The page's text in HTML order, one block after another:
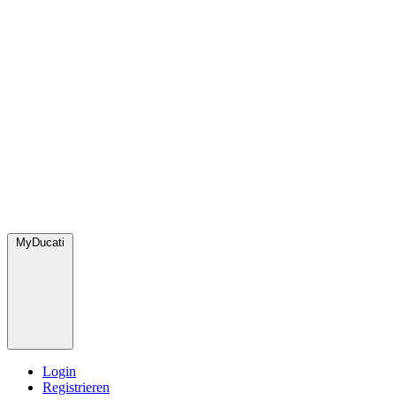
MyDucati
Login
Registrieren